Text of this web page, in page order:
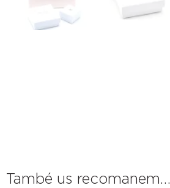
També us recomanem…